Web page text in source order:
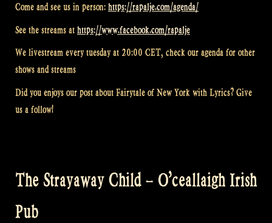
Come and see us in person: https://rapalje.com/agenda/
See the streams at https://www.facebook.com/rapalje
We livestream every tuesday at 20:00 CET, check our agenda for other
shows and streams
Did you enjoys our post about Fairytale of New York with Lyrics? Give
us a follow!
The Strayaway Child – O’ceallaigh Irish
Pub